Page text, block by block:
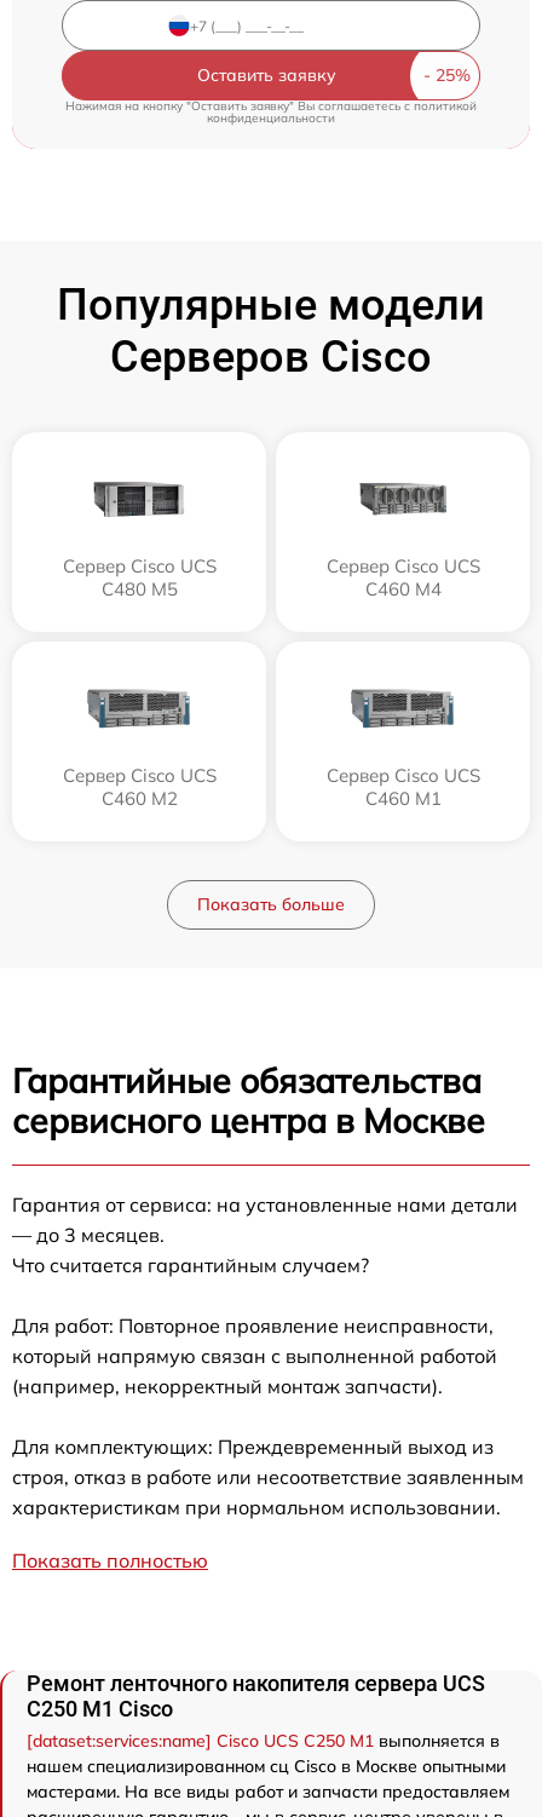
Оставить заявку
Нажимая на кнопку "Оставить заявку" Вы соглашаетесь cполитикой
конфиденциальности
Популярные модели
Серверов Cisco
Сервер Cisco UCS
C480 M5
Сервер Cisco UCS
C460 M4
Сервер Cisco UCS
C460 M2
Сервер Cisco UCS
C460 M1
Показать больше
Гарантийные обязательства
сервисного центра в Москве
Гарантия от сервиса: на установленные нами детали
— до 3 месяцев.
Что считается гарантийным случаем?
Для работ: Повторное проявление неисправности,
который напрямую связан с выполненной работой
(например, некорректный монтаж запчасти).
Для комплектующих: Преждевременный выход из
строя, отказ в работе или несоответствие заявленным
характеристикам при нормальном использовании.
Показать полностью
Ремонт ленточного накопителя сервера UCS
C250 M1 Cisco
[dataset:services:name] Cisco UCS C250 M1 выполняется в
нашем специализированном сц Cisco в Москве опытными
мастерами. На все виды работ и запчасти предоставляем